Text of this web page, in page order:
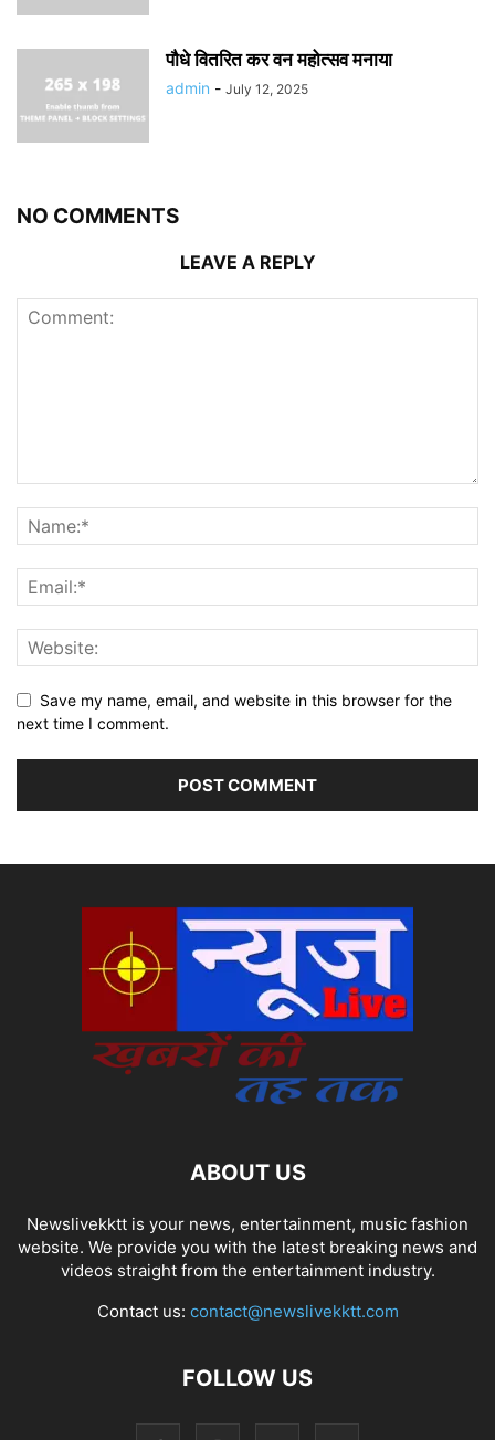
पौधे वितरित कर वन महोत्सव मनाया
admin - July 12, 2025
NO COMMENTS
LEAVE A REPLY
Save my name, email, and website in this browser for the
next time I comment.
ABOUT US
Newslivekktt is your news, entertainment, music fashion
website. We provide you with the latest breaking news and
videos straight from the entertainment industry.
Contact us: contact@newslivekktt.com
FOLLOW US